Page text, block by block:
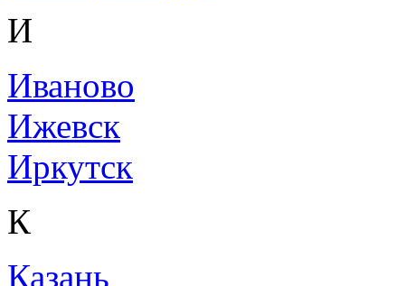
И
Иваново
Ижевск
Иркутск
К
Казань